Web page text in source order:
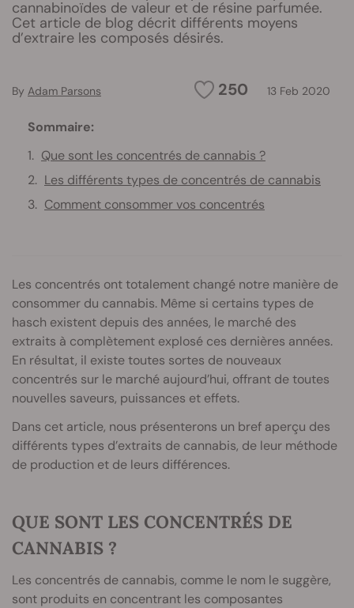
cannabinoïdes de valeur et de résine parfumée.
Cet article de blog décrit différents moyens
d’extraire les composés désirés.
250 13 Feb 2020
By Adam Parsons
Sommaire:
Que sont les concentrés de cannabis ?
Les différents types de concentrés de cannabis
Comment consommer vos concentrés
Les concentrés ont totalement changé notre manière de
consommer du cannabis. Même si certains types de
hasch existent depuis des années, le marché des
extraits à complètement explosé ces dernières années.
En résultat, il existe toutes sortes de nouveaux
concentrés sur le marché aujourd’hui, offrant de toutes
nouvelles saveurs, puissances et effets.
Dans cet article, nous présenterons un bref aperçu des
différents types d’extraits de cannabis, de leur méthode
de production et de leurs différences.
QUE SONT LES CONCENTRÉS DE
CANNABIS ?
Les concentrés de cannabis, comme le nom le suggère,
sont produits en concentrant les composantes